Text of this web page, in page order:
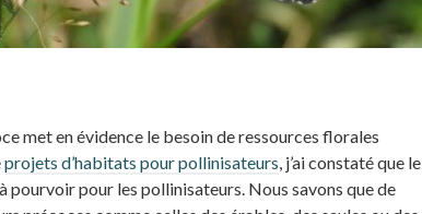
met en évidence le besoin de ressources florales
projets d’habitats pour pollinisateurs, j’ai constaté que le
pour les pollinisateurs. Nous savons que de